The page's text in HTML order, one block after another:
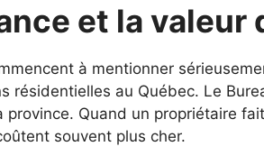
et la
à mentionner
au Québec. Le
Quand un propriétaire
souvent plus cher.